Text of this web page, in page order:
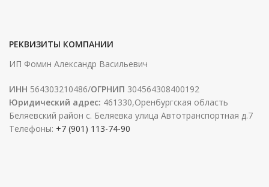
РЕКВИЗИТЫ КОМПАНИИ
ИП Фомин Александр Васильевич
ИНН 564303210486/ОГРНИП 304564308400192
Юридический адрес: 461330,Оренбургская область
Беляевский район с. Беляевка улица Автотранспортная д.7
Телефоны: +7 (901) 113-74-90